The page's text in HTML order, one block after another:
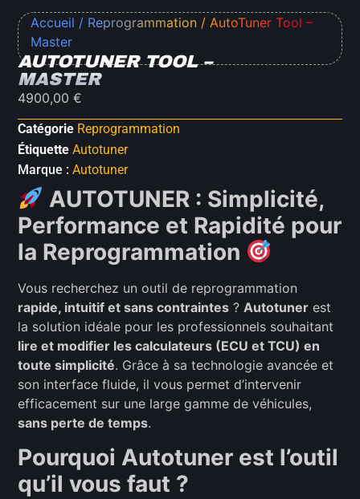
Accueil / Reprogrammation / AutoTuner Tool –
Master
AUTOTUNER TOOL –
MASTER
4900,00 €
Catégorie Reprogrammation
Étiquette Autotuner
Marque : Autotuner
AUTOTUNER : Simplicité,
Performance et Rapidité pour
la Reprogrammation
Vous recherchez un outil de reprogrammation
rapide, intuitif et sans contraintes ? Autotuner est
la solution idéale pour les professionnels souhaitant
lire et modifier les calculateurs (ECU et TCU) en
toute simplicité. Grâce à sa technologie avancée et
son interface fluide, il vous permet d’intervenir
efficacement sur une large gamme de véhicules,
sans perte de temps.
Pourquoi Autotuner est l’outil
qu’il vous faut ?